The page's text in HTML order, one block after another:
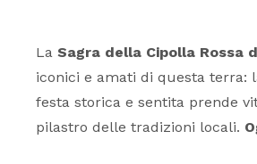
La Sagra della Cipolla Rossa
iconici e amati di questa terra:
festa storica e sentita prende
pilastro delle tradizioni locali.